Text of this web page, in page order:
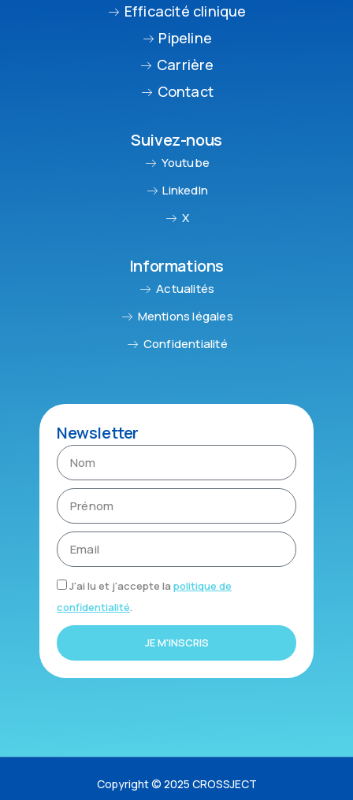
Efficacité clinique
Pipeline
Carrière
Contact
Suivez-nous
Youtube
LinkedIn
X
Informations
Actualités
Mentions légales
Confidentialité
Newsletter
J'ai lu et j'accepte lapolitique de
confidentialité.
JE M'INSCRIS
Copyright © 2025 CROSSJECT